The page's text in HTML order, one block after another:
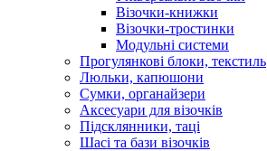
Візочки-книжки
Візочки-тростинки
Модульні системи
Прогулянкові блоки, текстиль
Люльки, капюшони
Сумки, органайзери
Аксесуари для візочків
Підсклянники, таці
Шасі та бази візочків